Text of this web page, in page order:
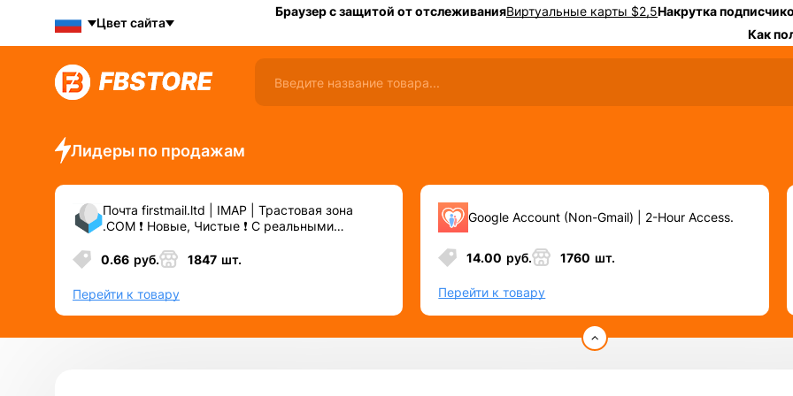
Цвет сайта
Браузер с защитой от отслеживанияВиртуальные карты $2,5Накрутка
Как
Лидеры по продажам
Почта firstmail.ltd | IMAP | Трастовая зона
.COM ❗️ Новые, Чистые ❗️ С реальными
прочих сервисов\соц.сетей.
0.66 руб. 1847 шт.
Перейти к товару
Google Account (Non-Gmail) | 2-Hour Access.
14.00 руб. 1760 шт.
Перейти к товару